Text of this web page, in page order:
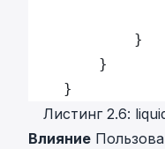
            }
        }
    }
Листинг 2.6:
Влияние